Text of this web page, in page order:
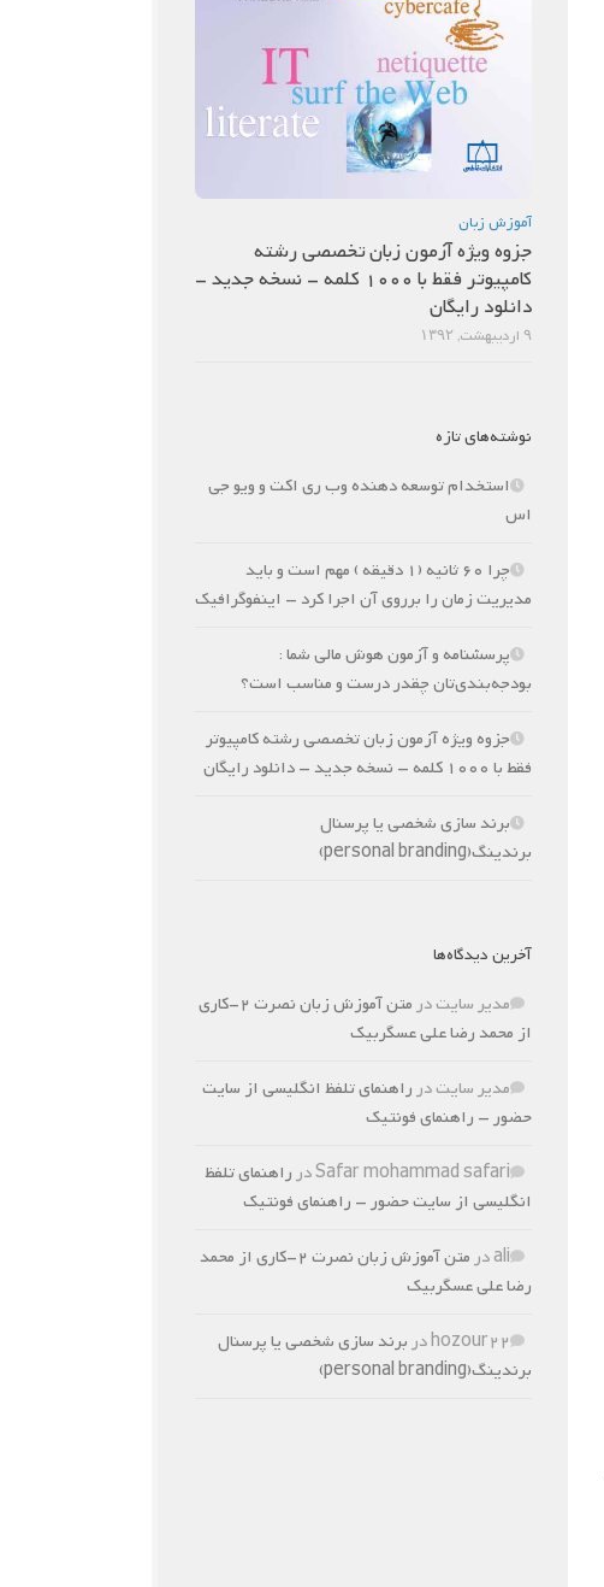
آموزش زبان
جزوه ویژه آزمون زبان تخصصی رشته
کامپیوتر فقط با 1000 کلمه – نسخه جدید –
دانلود رایگان
۹ اردیبهشت, ۱۳۹۲
نوشته‌های تازه
استخدام توسعه دهنده وب ری اکت و ویو جی
اس
چرا 60 ثانیه (1 دقیقه ) مهم است و باید
مدیریت زمان را برروی آن اجرا کرد – اینفوگرافیک
پرسشنامه و آزمون هوش مالی شما :
بودجه‌بندی‌تان چقدر درست و مناسب است؟
جزوه ویژه آزمون زبان تخصصی رشته کامپیوتر
فقط با 1000 کلمه – نسخه جدید – دانلود رایگان
برند سازی شخصی یا پرسنال
برندینگ(personal branding)
آخرین دیدگاه‌ها
مدیر سایتدر
متن آموزش زبان نصرت 2-کاری
از محمد رضا علی عسگربیک
مدیر سایتدرراهنمای تلفظ انگلیسی از سایت
حضور – راهنمای فونتیک
Safar mohammad safariدرراهنمای تلفظ
انگلیسی از سایت حضور – راهنمای فونتیک
aliدر
متن آموزش زبان نصرت 2-کاری از محمد
رضا علی عسگربیک
hozour22دربرند سازی شخصی یا پرسنال
برندینگ(personal branding)